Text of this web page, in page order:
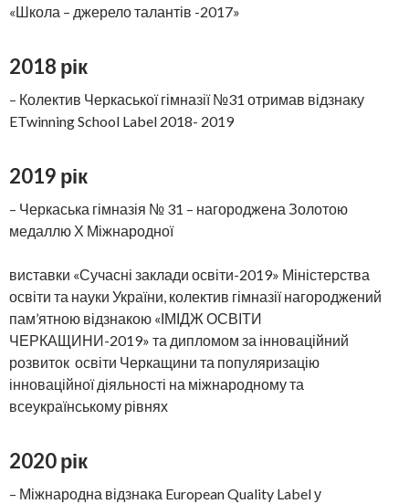
«Школа – джерело талантів -2017»
2018 рік
– Колектив Черкаської гімназії №31 отримав відзнаку
ETwinning School Label 2018- 2019
2019 рік
– Черкаська гімназія № 31 – нагороджена Золотою
медаллю Х Міжнародної
виставки «Сучасні заклади освіти-2019» Міністерства
освіти та науки України, колектив гімназії нагороджений
пам’ятною відзнакою «ІМІДЖ ОСВІТИ
ЧЕРКАЩИНИ-2019» та дипломом за інноваційний
розвиток освіти Черкащини та популяризацію
інноваційної діяльності на міжнародному та
всеукраїнському рівнях
2020 рік
– Міжнародна відзнака European Quality Label у